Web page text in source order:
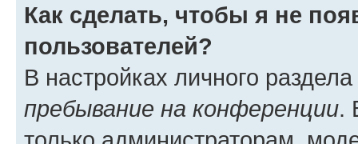
Как сделать, чтобы я не
пользователей?
В настройках личного
пребывание на конференции.